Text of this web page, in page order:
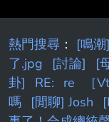
熱門搜尋 ： [鳴
了.jpg
[討論] [
卦]
RE: re ［
嗎
[閒聊] Josh